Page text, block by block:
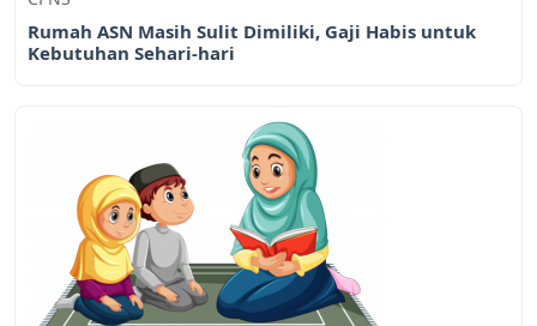
Rumah ASN Masih Sulit Dimiliki, Gaji Habis untuk
Kebutuhan Sehari-hari